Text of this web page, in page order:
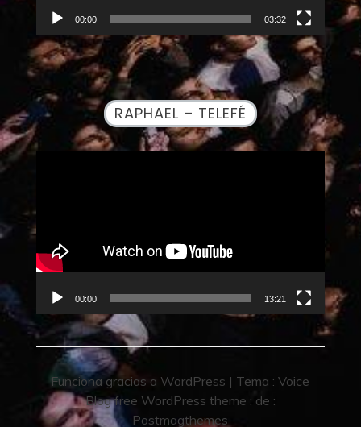
00:00 03:32
RAPHAEL – TELEFÉ
00:00 13:21
Funciona gracias a WordPress | Tema :Voice
Blog free WordPress theme : de :
Postmagthemes